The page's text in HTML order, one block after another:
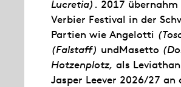
Lucretia) . 2017
Verbier Festival in der
Partien wie Angelotti
(Falstaff) undMasetto
Hotzenplotz, als
Jasper Leever 2026/27